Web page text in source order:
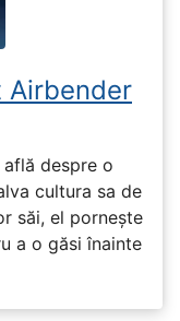
Airbender
despre o
cultura sa de
săi, el pornește
a o găsi înainte